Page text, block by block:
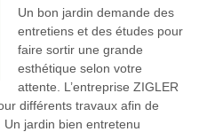
Un bon jardin demande des
entretiens et des études pour
faire sortir une grande
esthétique selon votre
attente. L’entreprise ZIGLER
différents travaux afin de
jardin bien entretenu